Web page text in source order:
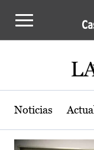
Actualidad
Noticias